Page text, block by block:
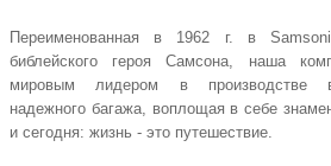
Переименованная в 1962 г. в
библейского героя Самсона, наша
мировым лидером в производстве
надежного багажа, воплощая в себе
и сегодня: жизнь - это путешествие.